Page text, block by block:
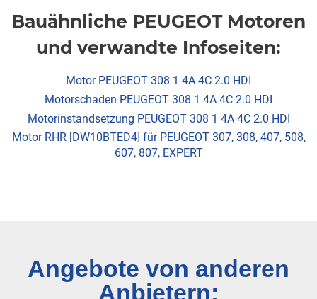
Bauähnliche PEUGEOT Motoren
und verwandte Infoseiten:
Motor PEUGEOT 308 1 4A 4C 2.0 HDI
Motorschaden PEUGEOT 308 1 4A 4C 2.0 HDI
Motorinstandsetzung PEUGEOT 308 1 4A 4C 2.0 HDI
Motor RHR [DW10BTED4] für PEUGEOT 307, 308, 407, 508,
607, 807, EXPERT
Angebote von anderen
Anbietern: